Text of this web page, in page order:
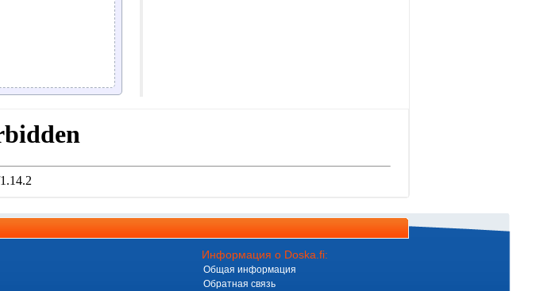
Информация о Doska.fi:
Общая информация
Обратная связь